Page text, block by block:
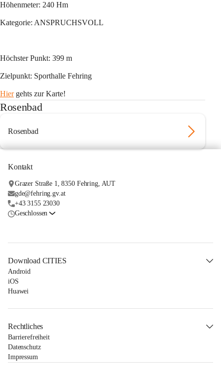
Höhenmeter: 240 Hm
Kategorie: ANSPRUCHSVOLL
Höchster Punkt: 399 m
Zielpunkt: Sporthalle Fehring
Hier gehts zur Karte!
Rosenbad
Rosenbad
Kontakt
Grazer Straße 1, 8350 Fehring, AUT
gde@fehring.gv.at
+43 3155 23030
Geschlossen
Download CITIES
Android
iOS
Huawei
Rechtliches
Barrierefreiheit
Datenschutz
Impressum